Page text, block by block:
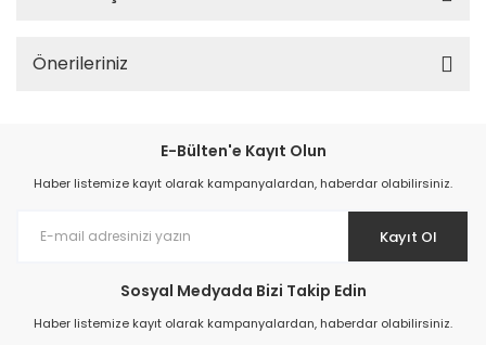
Önerileriniz
E-Bülten'e Kayıt Olun
Haber listemize kayıt olarak kampanyalardan, haberdar olabilirsiniz.
Kayıt Ol
Sosyal Medyada Bizi Takip Edin
Haber listemize kayıt olarak kampanyalardan, haberdar olabilirsiniz.